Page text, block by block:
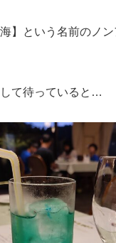
】という名前のノ
て待っていると…